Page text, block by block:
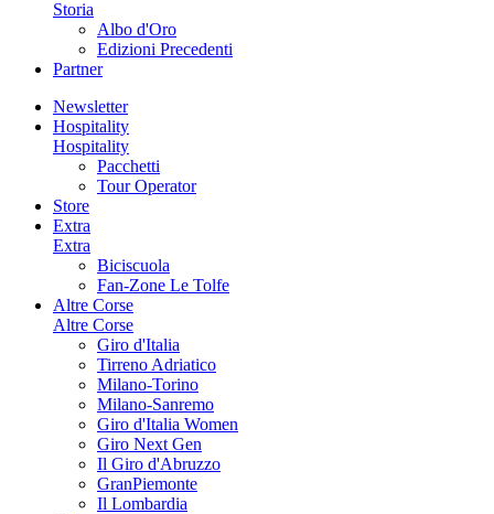
Storia
Albo d'Oro
Edizioni Precedenti
Partner
Newsletter
Hospitality
Hospitality
Pacchetti
Tour Operator
Store
Extra
Extra
Biciscuola
Fan-Zone Le Tolfe
Altre Corse
Altre Corse
Giro d'Italia
Tirreno Adriatico
Milano-Torino
Milano-Sanremo
Giro d'Italia Women
Giro Next Gen
Il Giro d'Abruzzo
GranPiemonte
Il Lombardia